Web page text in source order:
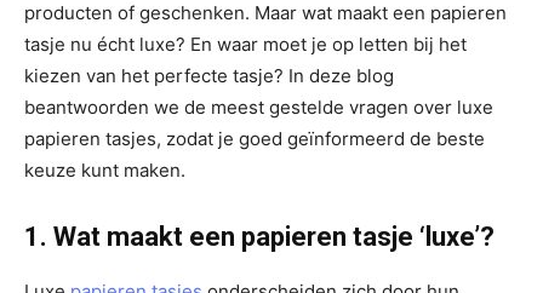
producten of geschenken. Maar wat maakt een papieren
tasje nu écht luxe? En waar moet je op letten bij het
kiezen van het perfecte tasje? In deze blog
beantwoorden we de meest gestelde vragen over luxe
papieren tasjes, zodat je goed geïnformeerd de beste
keuze kunt maken.
1. Wat maakt een papieren tasje ‘luxe’?